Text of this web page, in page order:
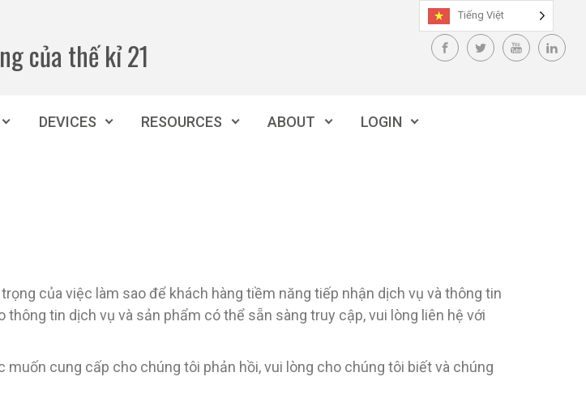
của thế kỉ 21
DEVICES RESOURCES ABOUT LOGIN
của việc làm sao để khách hàng tiềm năng tiếp nhận dịch vụ và thông tin
tin dịch vụ và sản phẩm có thể sẵn sàng truy cập, vui lòng liên hệ với
cung cấp cho chúng tôi phản hồi, vui lòng cho chúng tôi biết và chúng
Tiếng Việt